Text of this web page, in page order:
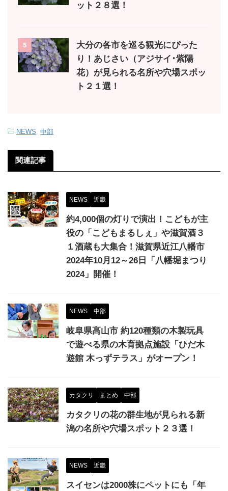
ット２８選！
5
大分の各市を巡る観光にぴった
り！あじさい（アジサイ･紫陽
花）が見られる名所や穴場スポッ
ト２１選！
-NEWS, 中部
関連記事
NEWS 近畿
約4,000個の灯りで演出！こどもが主
役の「こどもまるしぇ」や滋賀酒３
１酒蔵も大集合！滋賀県近江八幡市
2024年10月12～26日「八幡堀まつり
2024」開催！
NEWS 中部
岐阜県高山市 約120種類の木製玩具
で遊べる県の木育拠点施設「ひだ木
遊館 木っずテラス」がオープン！
カタクリ まとめ 中部
カタクリの花の群生地が見られる新
潟の名所や穴場スポット２３選！
NEWS 近畿
スイセンは2000株にペットにも「年